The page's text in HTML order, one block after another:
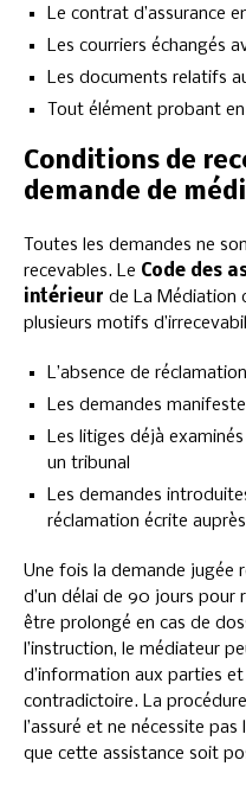
Le contrat d’assurance
Les courriers échangés
Les documents relatifs
Tout élément probant
Conditions de
demande de
Toutes les demandes ne
recevables. Le Code des
intérieur de La Médiation
plusieurs motifs
L’absence de
Les demandes
Les litiges déjà
un tribunal
Les demandes
réclamation écrite auprès
Une fois la demande jugée
d’un délai de 90 jours pour
être prolongé en cas de
l’instruction, le médiateur
d’information aux parties
contradictoire. La
l’assuré et ne nécessite
que cette assistance soit